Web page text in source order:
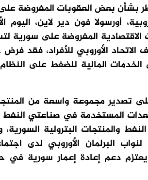
بشأن بعض العقوبات المفروضة
أورسولا فون دير لاين، اليوم
المفروضة على سورية
الاتحاد الأوروبي للأفراد، فقد
الخدمات المالية للضغط على
تصدير مجموعة واسعة من
المستخدمة في صناعتي النفط
والمنتجات البترولية
البرلمان الأوروبي لدى
يعتزم دعم إعادة إعمار سورية في